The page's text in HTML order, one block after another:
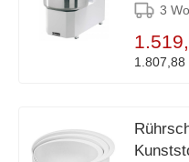
3
1.807,88